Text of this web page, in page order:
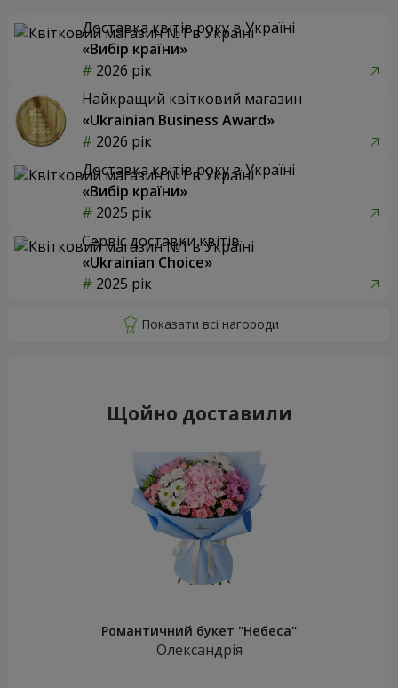
Доставка квітів року в Україні
«Вибір країни»
2026 рік
Найкращий квітковий магазин
«Ukrainian Business Award»
2026 рік
Доставка квітів року в Україні
«Вибір країни»
2025 рік
Сервіс доставки квітів
«Ukrainian Choice»
2025 рік
Щойно доставили
Романтичний букет "Небеса"
Олександрія